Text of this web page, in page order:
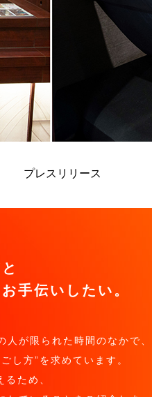
プレスリリース
手伝いしたい。
人が限られた時間のなかで、
し方”を求めています。
るため、